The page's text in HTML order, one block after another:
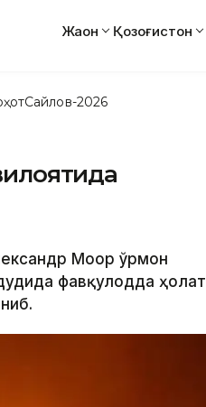
Жаҳон Қозоғистон
Сайлов-2026
Моор ўрмон
фавқулодда ҳолат